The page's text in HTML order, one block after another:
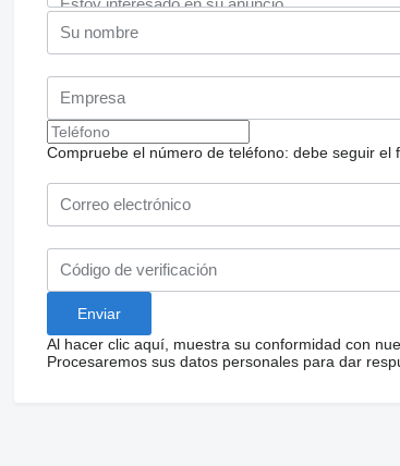
Compruebe el número de teléfono: debe seguir el
Al hacer clic aquí, muestra su conformidad con
Procesaremos sus datos personales para dar